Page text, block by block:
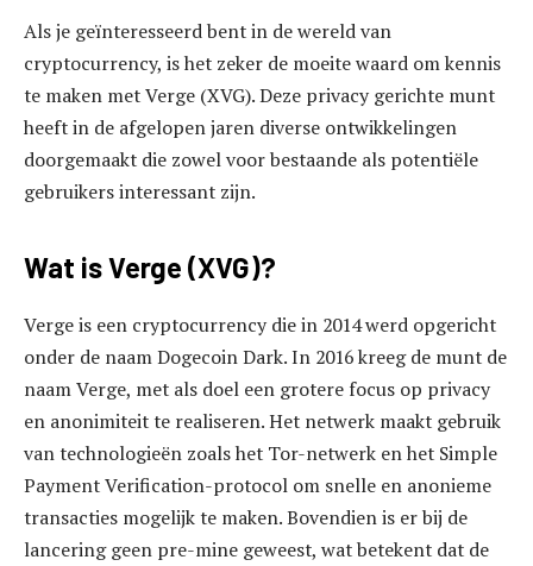
Als je geïnteresseerd bent in de wereld van
cryptocurrency, is het zeker de moeite waard om kennis
te maken met Verge (XVG). Deze privacy gerichte munt
heeft in de afgelopen jaren diverse ontwikkelingen
doorgemaakt die zowel voor bestaande als potentiële
gebruikers interessant zijn.
Wat is Verge (XVG)?
Verge is een cryptocurrency die in 2014 werd opgericht
onder de naam Dogecoin Dark. In 2016 kreeg de munt de
naam Verge, met als doel een grotere focus op privacy
en anonimiteit te realiseren. Het netwerk maakt gebruik
van technologieën zoals het Tor-netwerk en het Simple
Payment Verification-protocol om snelle en anonieme
transacties mogelijk te maken. Bovendien is er bij de
lancering geen pre-mine geweest, wat betekent dat de